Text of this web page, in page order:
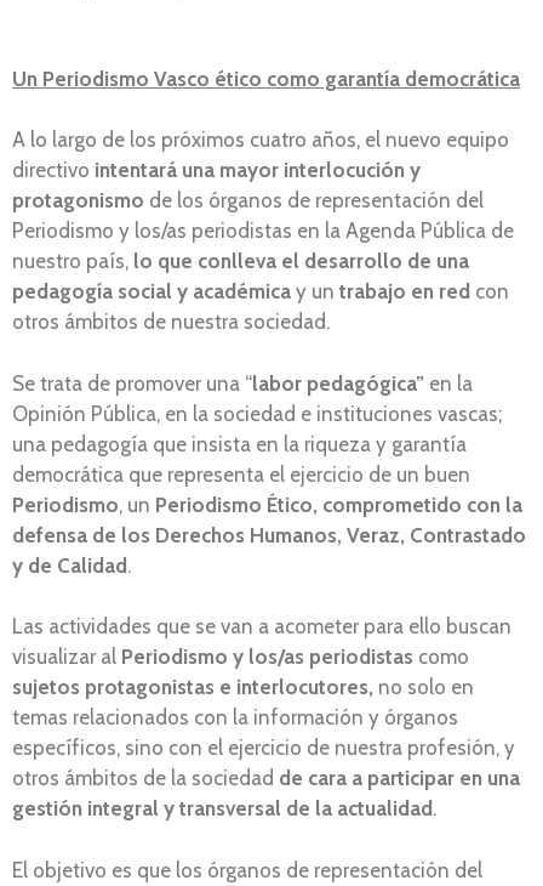
Un Periodismo Vasco ético como garantía democrática
A lo largo de los próximos cuatro años, el nuevo equipo
directivo intentará una mayor interlocución y
protagonismo de los órganos de representación del
Periodismo y los/as periodistas en la Agenda Pública de
nuestro país, lo que conlleva el desarrollo de una
pedagogía social y académica y un trabajo en red con
otros ámbitos de nuestra sociedad.
Se trata de promover una “labor pedagógica” en la
Opinión Pública, en la sociedad e instituciones vascas;
una pedagogía que insista en la riqueza y garantía
democrática que representa el ejercicio de un buen
Periodismo, un Periodismo Ético, comprometido con la
defensa de los Derechos Humanos, Veraz, Contrastado
y de Calidad.
Las actividades que se van a acometer para ello buscan
visualizar al Periodismo y los/as periodistas como
sujetos protagonistas e interlocutores, no solo en
temas relacionados con la información y órganos
específicos, sino con el ejercicio de nuestra profesión, y
otros ámbitos de la sociedad de cara a participar en una
gestión integral y transversal de la actualidad .
El objetivo es que los órganos de representación del